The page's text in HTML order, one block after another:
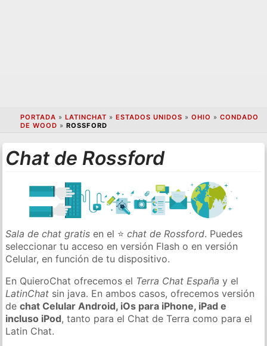
PORTADA » LATINCHAT » ESTADOS UNIDOS » OHIO » CONDADO
DE WOOD » ROSSFORD
Chat de Rossford
Sala de chat gratis en el ⭐chat de Rossford. Puedes
seleccionar tu acceso en versión Flash o en versión
Celular, en función de tu dispositivo.
En QuieroChat ofrecemos el Terra Chat España y el
LatinChat sin java. En ambos casos, ofrecemos versión
dechat Celular Android, iOs para iPhone, iPad e
incluso iPod, tanto para el Chat de Terra como para el
Latin Chat.